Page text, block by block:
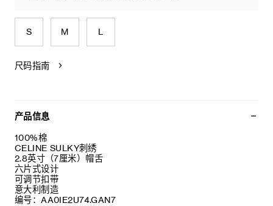
S M L
尺码指南
产品信息
100%棉
CELINE SULKY刺绣
2.8英寸（7厘米）帽舌
六片式设计
可调节扣带
意大利制造
编号：AA0IE2U74.GAN7